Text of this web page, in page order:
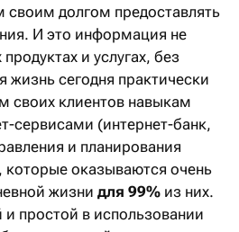
долгом предоставлять
И это информация не
и услугах, без
жизнь сегодня практически
своих клиентов навыкам
сервисами (интернет-банк,
и планирования
оказываются очень
жизни для 99% из них.
и простой в использовании